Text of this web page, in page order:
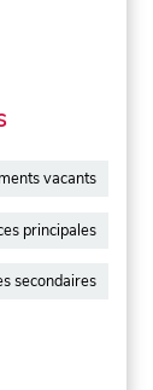
vacants
principales
secondaires